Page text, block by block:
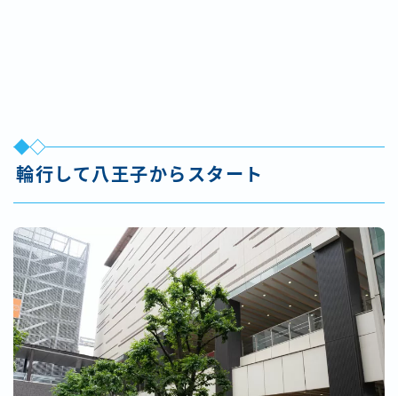
輪行して八王子からスタート